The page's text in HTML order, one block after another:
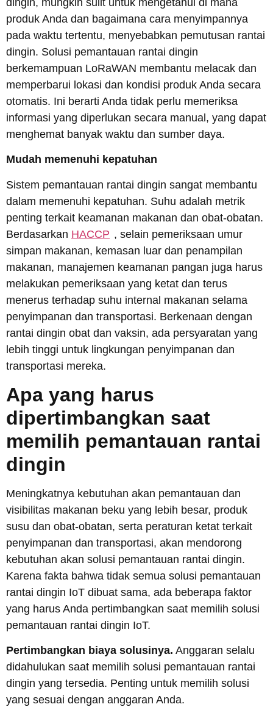
produk Anda dan bagaimana cara menyimpannya
pada waktu tertentu, menyebabkan pemutusan rantai
dingin. Solusi pemantauan rantai dingin
berkemampuan LoRaWAN membantu melacak dan
memperbarui lokasi dan kondisi produk Anda secara
otomatis. Ini berarti Anda tidak perlu memeriksa
informasi yang diperlukan secara manual, yang dapat
menghemat banyak waktu dan sumber daya.
Mudah memenuhi kepatuhan
Sistem pemantauan rantai dingin sangat membantu
dalam memenuhi kepatuhan. Suhu adalah metrik
penting terkait keamanan makanan dan obat-obatan.
Berdasarkan HACCP , selain pemeriksaan umur
simpan makanan, kemasan luar dan penampilan
makanan, manajemen keamanan pangan juga harus
melakukan pemeriksaan yang ketat dan terus
menerus terhadap suhu internal makanan selama
penyimpanan dan transportasi. Berkenaan dengan
rantai dingin obat dan vaksin, ada persyaratan yang
lebih tinggi untuk lingkungan penyimpanan dan
transportasi mereka.
Apa yang harus
dipertimbangkan saat
memilih pemantauan rantai
dingin
Meningkatnya kebutuhan akan pemantauan dan
visibilitas makanan beku yang lebih besar, produk
susu dan obat-obatan, serta peraturan ketat terkait
penyimpanan dan transportasi, akan mendorong
kebutuhan akan solusi pemantauan rantai dingin.
Karena fakta bahwa tidak semua solusi pemantauan
rantai dingin IoT dibuat sama, ada beberapa faktor
yang harus Anda pertimbangkan saat memilih solusi
pemantauan rantai dingin IoT.
Pertimbangkan biaya solusinya. Anggaran selalu
didahulukan saat memilih solusi pemantauan rantai
dingin yang tersedia. Penting untuk memilih solusi
yang sesuai dengan anggaran Anda.